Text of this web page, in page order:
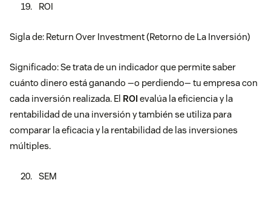
ROI
Sigla de: Return Over Investment (Retorno de La Inversión)
Significado: Se trata de un indicador que permite saber
cuánto dinero está ganando —o perdiendo— tu empresa con
cada inversión realizada. El ROI evalúa la eficiencia y la
rentabilidad de una inversión y también se utiliza para
comparar la eficacia y la rentabilidad de las inversiones
múltiples.
SEM